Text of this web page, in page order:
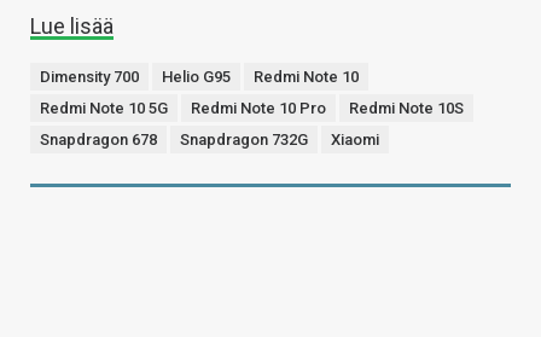
Lue lisää
Dimensity 700 Helio G95
Redmi Note 10
Redmi Note 10 5G
Redmi Note 10 Pro
Redmi Note 10S
Snapdragon 678
Snapdragon 732G Xiaomi